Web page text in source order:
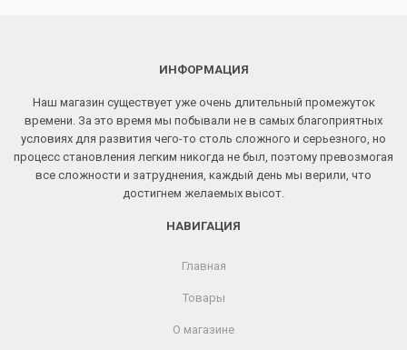
ИНФОРМАЦИЯ
Наш магазин существует уже очень длительный промежуток
времени. За это время мы побывали не в самых благоприятных
условиях для развития чего-то столь сложного и серьезного, но
процесс становления легким никогда не был, поэтому превозмогая
все сложности и затруднения, каждый день мы верили, что
достигнем желаемых высот.
НАВИГАЦИЯ
Главная
Товары
О магазине